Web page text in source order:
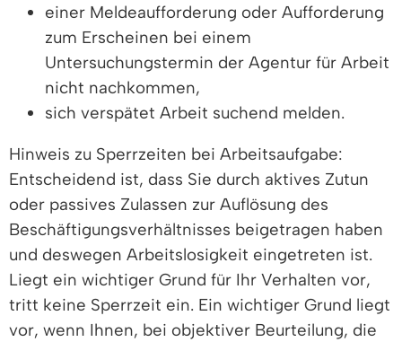
einer Meldeaufforderung oder Aufforderung
zum Erscheinen bei einem
Untersuchungstermin der Agentur für Arbeit
nicht nachkommen,
sich verspätet Arbeit suchend melden.
Hinweis zu Sperrzeiten bei Arbeitsaufgabe:
Entscheidend ist, dass Sie durch aktives Zutun
oder passives Zulassen zur Auflösung des
Beschäftigungsverhältnisses beigetragen haben
und deswegen Arbeitslosigkeit eingetreten ist.
Liegt ein wichtiger Grund für Ihr Verhalten vor,
tritt keine Sperrzeit ein. Ein wichtiger Grund liegt
vor, wenn Ihnen, bei objektiver Beurteilung, die